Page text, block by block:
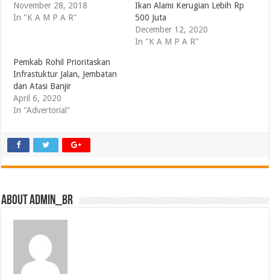
November 28, 2018
In "K A M P A R"
Ikan Alami Kerugian Lebih Rp
500 Juta
December 12, 2020
In "K A M P A R"
Pemkab Rohil Prioritaskan
Infrastuktur Jalan, Jembatan
dan Atasi Banjir
April 6, 2020
In "Advertorial"
About admin_br